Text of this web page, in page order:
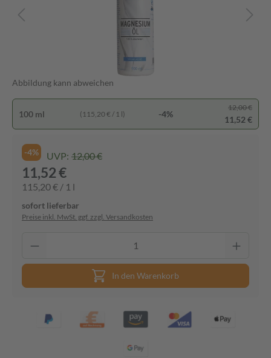
Abbildung kann abweichen
100 ml (115,20 € / 1 l) -4%
12,00 €
11,52 €
-4% UVP: 12,00 €
11,52 €
115,20 € / 1 l
sofort lieferbar
Preise inkl. MwSt. ggf. zzgl. Versandkosten
In den Warenkorb